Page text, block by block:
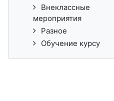
Внеклассные
мероприятия
Разное
Обучение курсу